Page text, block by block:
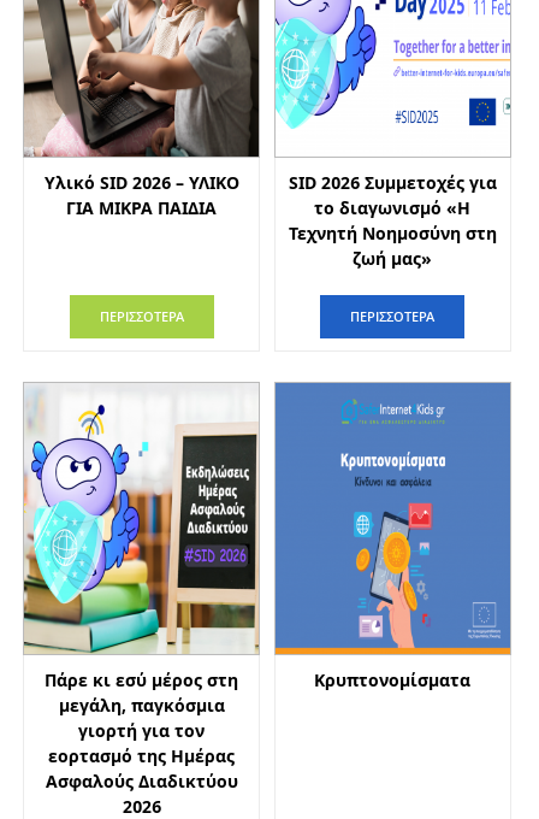
Υλικό SID 2026 – ΥΛΙΚΟ
ΓΙΑ ΜΙΚΡΑ ΠΑΙΔΙΑ
ΠΕΡΙΣΣΟΤΕΡΑ
SID 2026 Συμμετοχές για
το διαγωνισμό «Η
Τεχνητή Νοημοσύνη στη
ζωή μας»
ΠΕΡΙΣΣΟΤΕΡΑ
Πάρε κι εσύ μέρος στη
μεγάλη, παγκόσμια
γιορτή για τον
εορτασμό της Ημέρας
Ασφαλούς Διαδικτύου
2026
Κρυπτονομίσματα